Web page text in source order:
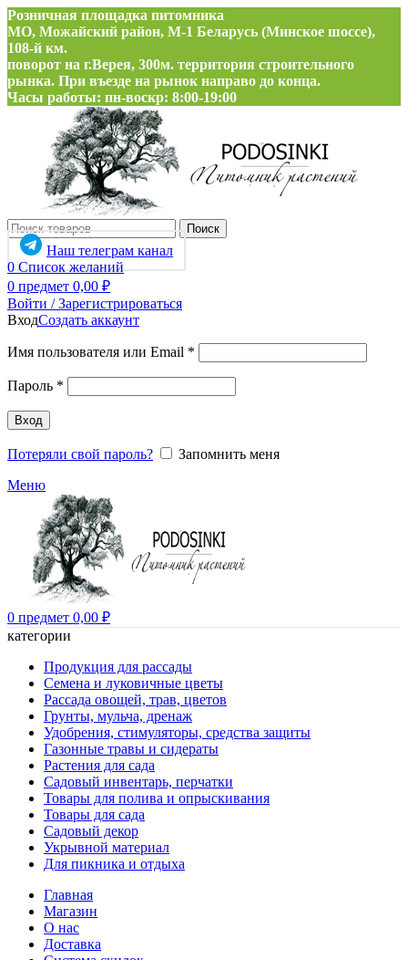
Розничная площадка питомника
МО, Можайский район, М-1 Беларусь (Минское шоссе),
108-й км.
поворот на г.Верея, 300м. территория строительного
рынка. При въезде на рынок направо до конца.
Часы работы: пн-воскр: 8:00-19:00
Поиск
Наш телеграм канал
0 Список желаний
0 предмет 0,00 ₽
Войти / Зарегистрироваться
ВходСоздать аккаунт
Имя пользователя или Email *
Пароль *
Вход
Потеряли свой пароль?
Запомнить меня
Меню
0 предмет 0,00 ₽
категории
Продукция для рассады
Семена и луковичные цветы
Рассада овощей, трав, цветов
Грунты, мульча, дренаж
Удобрения, стимуляторы, средства защиты
Газонные травы и сидераты
Растения для сада
Садовый инвентарь, перчатки
Товары для полива и опрыскивания
Товары для сада
Садовый декор
Укрывной материал
Для пикника и отдыха
Главная
Магазин
О нас
Доставка